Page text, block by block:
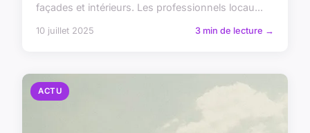
façades et intérieurs. Les professionnels locau...
10 juillet 2025 3 min de lecture →
ACTU